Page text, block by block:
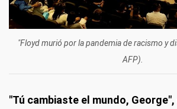
"Floyd murió por la pandemia de racismo y
AFP).
"Tú cambiaste el mundo, George",